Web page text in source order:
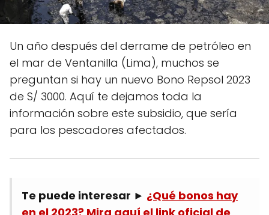
Un año después del derrame de petróleo en
el mar de Ventanilla (Lima), muchos se
preguntan si hay un nuevo Bono Repsol 2023
de S/ 3000. Aquí te dejamos toda la
información sobre este subsidio, que sería
para los pescadores afectados.
Te puede interesar ► ¿Qué bonos hay